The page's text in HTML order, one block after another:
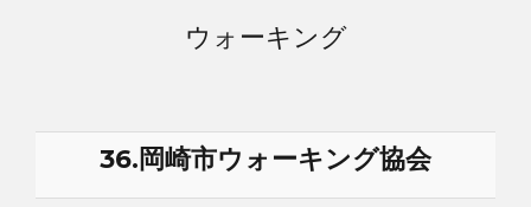
ウォーキング
36.岡崎市ウォーキング協会